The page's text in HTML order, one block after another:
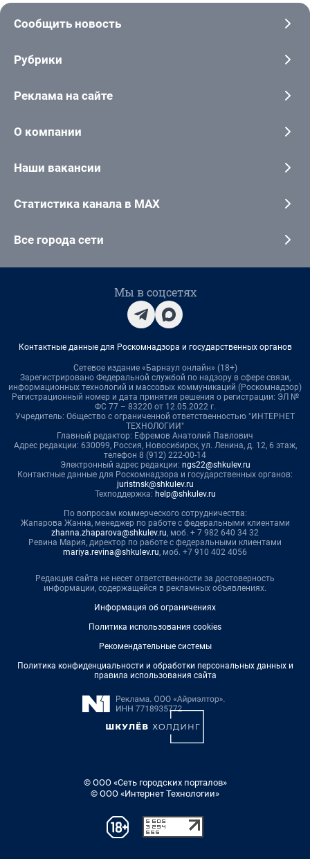
Сообщить новость
Рубрики
Реклама на сайте
О компании
Наши вакансии
Статистика канала в MAX
Все города сети
Мы в соцсетях
Контактные данные для Роскомнадзора и государственных органов
Сетевое издание «Барнаул онлайн» (18+)
Зарегистрировано Федеральной службой по надзору в сфере связи,
информационных технологий и массовых коммуникаций (Роскомнадзор)
Регистрационный номер и дата принятия решения о регистрации: ЭЛ №
ФС 77 – 83220 от 12.05.2022 г.
Учредитель: Общество с ограниченной ответственностью "ИНТЕРНЕТ
ТЕХНОЛОГИИ"
Главный редактор: Ефремов Анатолий Павлович
Адрес редакции: 630099, Россия, Новосибирск, ул. Ленина, д. 12, 6 этаж,
телефон 8 (912) 222-00-14
Электронный адрес редакции: ngs22@shkulev.ru
Контактные данные для Роскомнадзора и государственных органов:
juristnsk@shkulev.ru
Техподдержка: help@shkulev.ru
По вопросам коммерческого сотрудничества:
Жапарова Жанна, менеджер по работе с федеральными клиентами
zhanna.zhaparova@shkulev.ru, моб. + 7 982 640 34 32
Ревина Мария, директор по работе с федеральными клиентами
mariya.revina@shkulev.ru, моб. +7 910 402 4056
Редакция сайта не несет ответственности за достоверность
информации, содержащейся в рекламных объявлениях.
Информация об ограничениях
Политика использования cookies
Рекомендательные системы
Политика конфиденциальности и обработки персональных данных и
правила использования сайта
© ООО «Сеть городских порталов»
© ООО «Интернет Технологии»